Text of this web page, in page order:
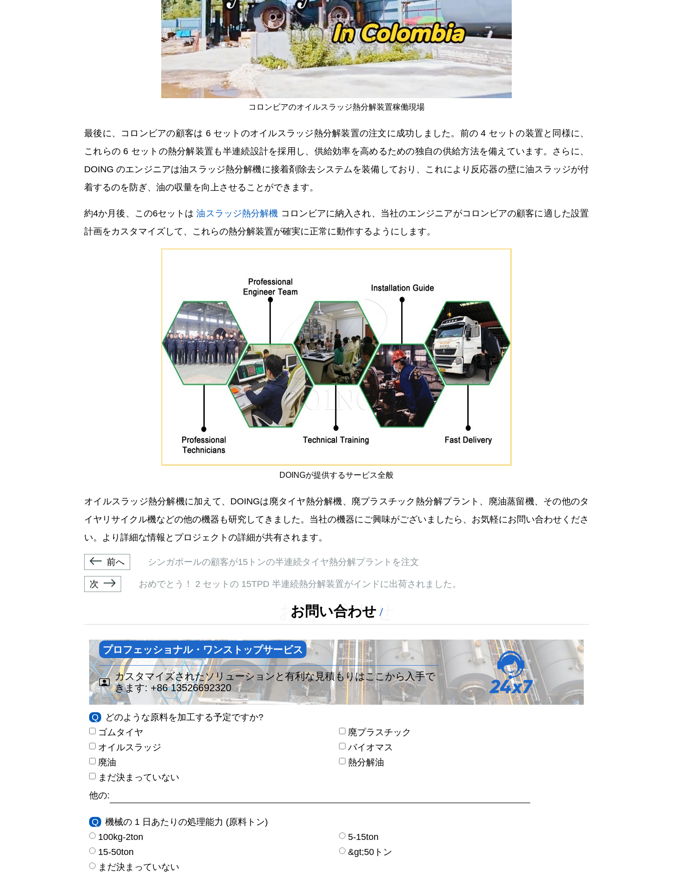
コロンビアのオイルスラッジ熱分解装置稼働現場
最後に、コロンビアの顧客は 6 セットのオイルスラッジ熱分解装置の注文に成功しました。前の 4 セットの装置と同様に、
これらの 6 セットの熱分解装置も半連続設計を採用し、供給効率を高めるための独自の供給方法を備えています。さらに、
DOING のエンジニアは油スラッジ熱分解機に接着剤除去システムを装備しており、これにより反応器の壁に油スラッジが付
着するのを防ぎ、油の収量を向上させることができます。
約4か月後、この6セットは油スラッジ熱分解機 コロンビアに納入され、当社のエンジニアがコロンビアの顧客に適した設置
計画をカスタマイズして、これらの熱分解装置が確実に正常に動作するようにします。
DOINGが提供するサービス全般
オイルスラッジ熱分解機に加えて、DOINGは廃タイヤ熱分解機、廃プラスチック熱分解プラント、廃油蒸留機、その他のタ
イヤリサイクル機などの他の機器も研究してきました。当社の機器にご興味がございましたら、お気軽にお問い合わせくださ
い。より詳細な情報とプロジェクトの詳細が共有されます。
前へ シンガポールの顧客が15トンの半連続タイヤ熱分解プラントを注文
次 おめでとう！ 2 セットの 15TPD 半連続熱分解装置がインドに出荷されました。
お問い合わせ
お問い合わせ
プロフェッショナル・ワンストップサービス
カスタマイズされたソリューションと有利な見積もりはここから入手で
きます:+86 13526692320
Q
どのような原料を加工する予定ですか?
ゴムタイヤ
廃プラスチック
オイルスラッジ
バイオマス
廃油
熱分解油
まだ決まっていない
他の:
Q
機械の 1 日あたりの処理能力 (原料トン)
100kg-2ton
5-15ton
15-50ton
&gt;50トン
まだ決まっていない